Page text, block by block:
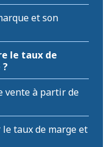
et son
le taux de
vente à partir de
taux de marge et